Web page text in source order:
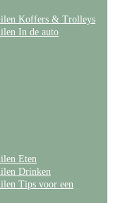
Koffers & Trolleys
In de auto
Eten
Drinken
Tips voor een